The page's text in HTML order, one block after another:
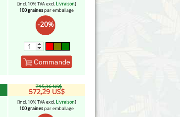
[incl. 10% TVA excl. Livraison]
100 grainespar emballage
-20%
Commande
715,36 US$
572,29 US$
[incl. 10% TVA excl. Livraison]
100 grainespar emballage